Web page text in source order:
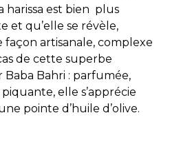
harissa est bien plus
et qu’elle se révèle,
artisanale, complexe
de cette superbe
Bahri : parfumée,
elle s’apprécie
pointe d’huile d’olive.